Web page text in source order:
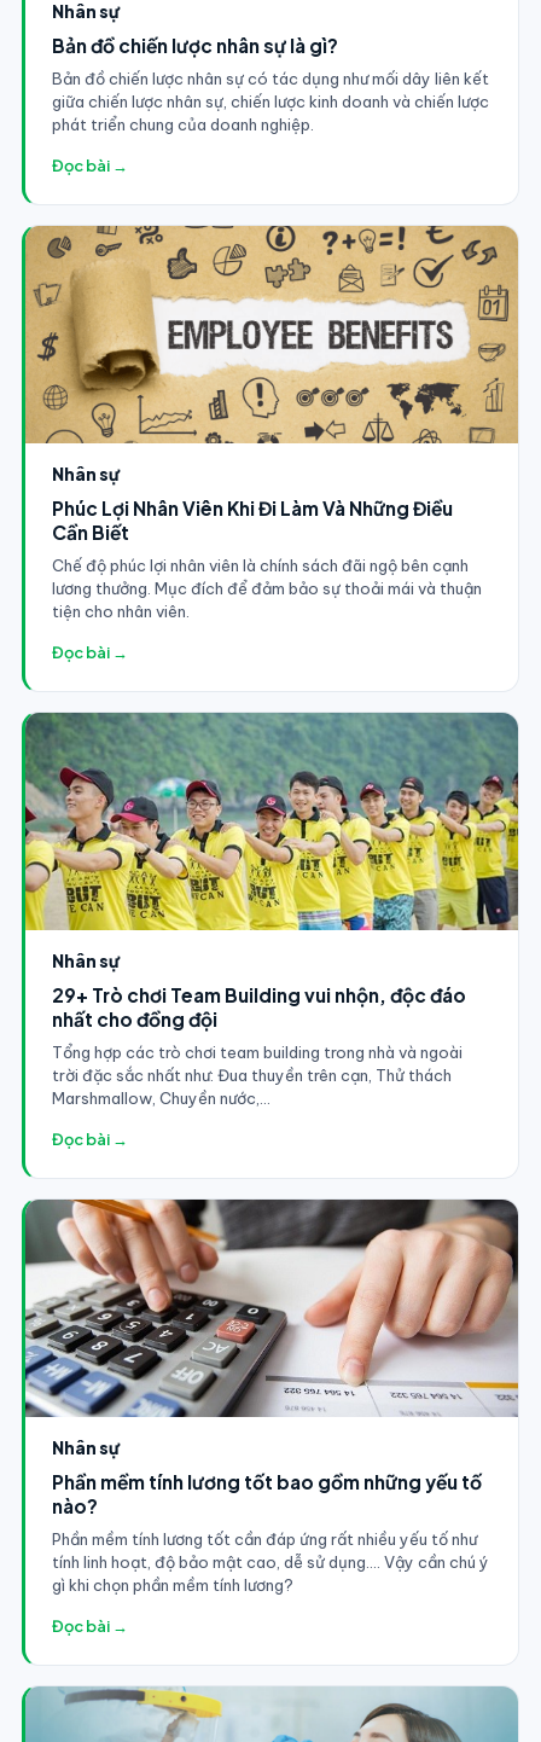
Nhân sự
Bản đồ chiến lược nhân sự là gì?
Bản đồ chiến lược nhân sự có tác dụng như mối dây liên kết
giữa chiến lược nhân sự, chiến lược kinh doanh và chiến lược
phát triển chung của doanh nghiệp.
Đọc bài →
Nhân sự
Phúc Lợi Nhân Viên Khi Đi Làm Và Những Điều
Cần Biết
Chế độ phúc lợi nhân viên là chính sách đãi ngộ bên cạnh
lương thưởng. Mục đích để đảm bảo sự thoải mái và thuận
tiện cho nhân viên.
Đọc bài →
Nhân sự
29+ Trò chơi Team Building vui nhộn, độc đáo
nhất cho đồng đội
Tổng hợp các trò chơi team building trong nhà và ngoài
trời đặc sắc nhất như: Đua thuyền trên cạn, Thử thách
Marshmallow, Chuyền nước,...
Đọc bài →
Nhân sự
Phần mềm tính lương tốt bao gồm những yếu tố
nào?
Phần mềm tính lương tốt cần đáp ứng rất nhiều yếu tố như
tính linh hoạt, độ bảo mật cao, dễ sử dụng.... Vậy cần chú ý
gì khi chọn phần mềm tính lương?
Đọc bài →